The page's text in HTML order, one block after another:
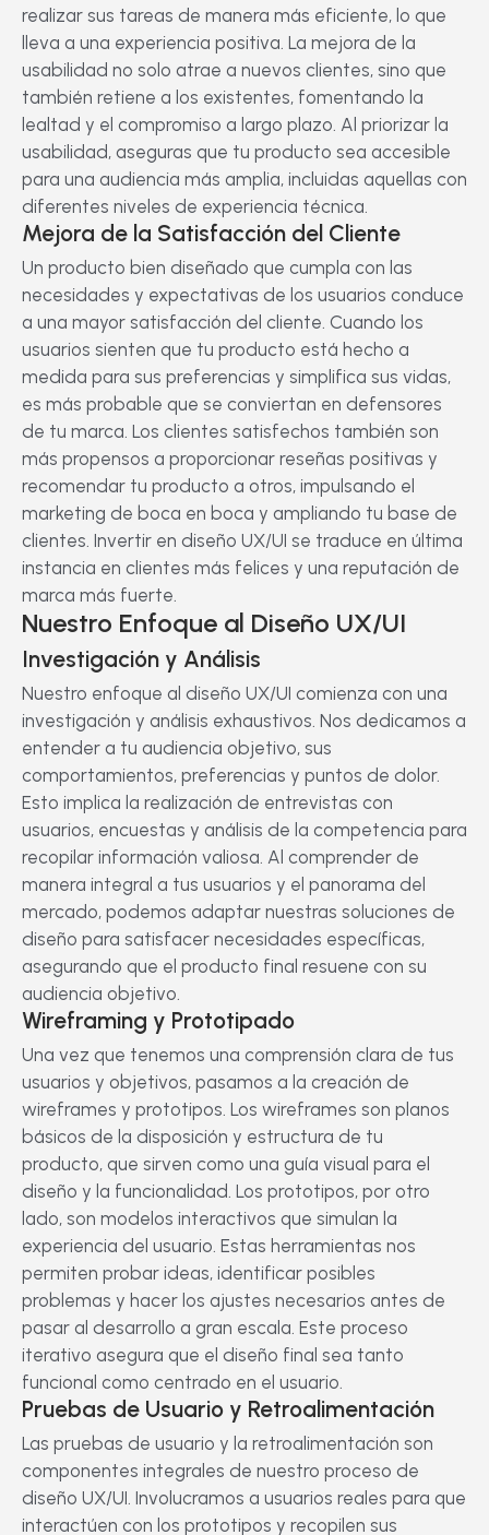
realizar sus tareas de manera más eficiente, lo que
lleva a una experiencia positiva. La mejora de la
usabilidad no solo atrae a nuevos clientes, sino que
también retiene a los existentes, fomentando la
lealtad y el compromiso a largo plazo. Al priorizar la
usabilidad, aseguras que tu producto sea accesible
para una audiencia más amplia, incluidas aquellas con
diferentes niveles de experiencia técnica.
Mejora de la Satisfacción del Cliente
Un producto bien diseñado que cumpla con las
necesidades y expectativas de los usuarios conduce
a una mayor satisfacción del cliente. Cuando los
usuarios sienten que tu producto está hecho a
medida para sus preferencias y simplifica sus vidas,
es más probable que se conviertan en defensores
de tu marca. Los clientes satisfechos también son
más propensos a proporcionar reseñas positivas y
recomendar tu producto a otros, impulsando el
marketing de boca en boca y ampliando tu base de
clientes. Invertir en diseño UX/UI se traduce en última
instancia en clientes más felices y una reputación de
marca más fuerte.
Nuestro Enfoque al Diseño UX/UI
Investigación y Análisis
Nuestro enfoque al diseño UX/UI comienza con una
investigación y análisis exhaustivos. Nos dedicamos a
entender a tu audiencia objetivo, sus
comportamientos, preferencias y puntos de dolor.
Esto implica la realización de entrevistas con
usuarios, encuestas y análisis de la competencia para
recopilar información valiosa. Al comprender de
manera integral a tus usuarios y el panorama del
mercado, podemos adaptar nuestras soluciones de
diseño para satisfacer necesidades específicas,
asegurando que el producto final resuene con su
audiencia objetivo.
Wireframing y Prototipado
Una vez que tenemos una comprensión clara de tus
usuarios y objetivos, pasamos a la creación de
wireframes y prototipos. Los wireframes son planos
básicos de la disposición y estructura de tu
producto, que sirven como una guía visual para el
diseño y la funcionalidad. Los prototipos, por otro
lado, son modelos interactivos que simulan la
experiencia del usuario. Estas herramientas nos
permiten probar ideas, identificar posibles
problemas y hacer los ajustes necesarios antes de
pasar al desarrollo a gran escala. Este proceso
iterativo asegura que el diseño final sea tanto
funcional como centrado en el usuario.
Pruebas de Usuario y Retroalimentación
Las pruebas de usuario y la retroalimentación son
componentes integrales de nuestro proceso de
diseño UX/UI. Involucramos a usuarios reales para que
interactúen con los prototipos y recopilen sus